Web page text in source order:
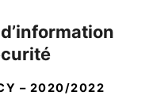
– 2020/2022